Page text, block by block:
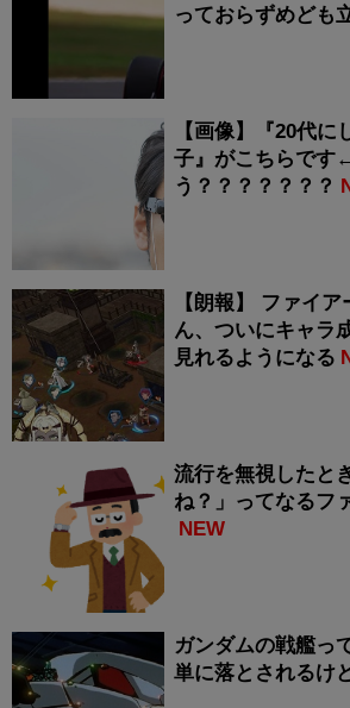
っておらずめども
【画像】『20代
子』がこちらです
う？？？？？？？
【朗報】 ファイ
ん、ついにキャラ
見れるようになる
流行を無視したと
ね？」ってなるフ
NEW
ガンダムの戦艦っ
単に落とされるけ